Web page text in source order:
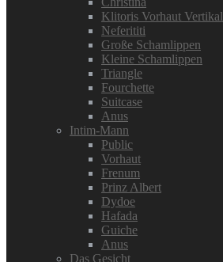
Klitoris Vorhaut Vertikal
Neferititi
Große Schamlippen
Kleine Schamlippen
Triangle
Fourchette
Suitcase
Anus
Intim-Mann
Public
Vorhaut
Frenum
Prinz Albert
Dydoe
Hafada
Guiche
Anus
Das Gesicht